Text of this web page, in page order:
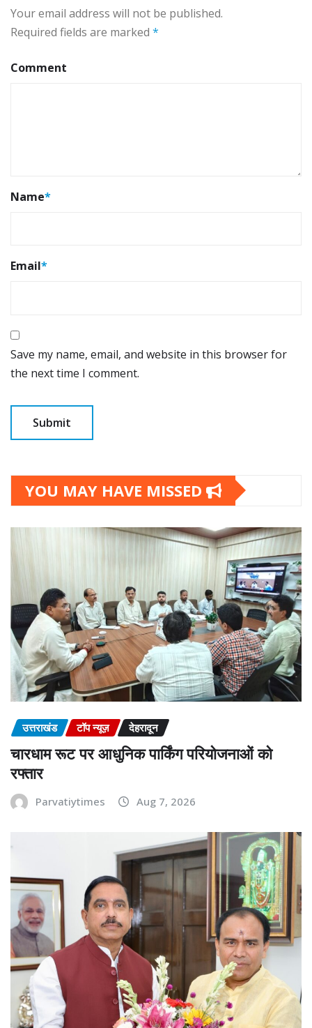
Your email address will not be published.
Required fields are marked *
Comment
Name*
Email*
Save my name, email, and website in this browser for
the next time I comment.
YOU MAY HAVE MISSED
उत्तराखंड टॉप न्यूज़ देहरादून
चारधाम रूट पर आधुनिक पार्किंग परियोजनाओं को
रफ्तार
Parvatiytimes Aug 7, 2026